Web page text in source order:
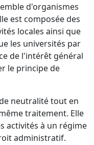
d'organismes
est composée des
locales ainsi que
les universités par
de l'intérêt général
le principe de
neutralité tout en
traitement. Elle
activités à un régime
administratif.